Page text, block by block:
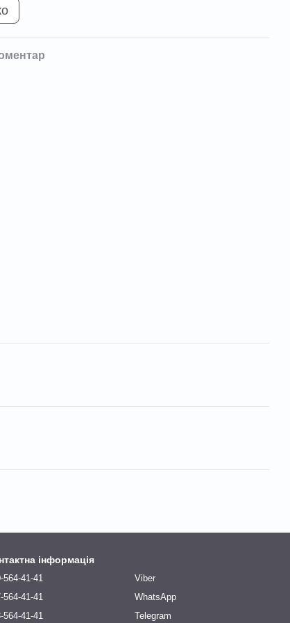
інформація
564-41-41
564-41-41
564-41-41
Viber
WhatsApp
Telegram